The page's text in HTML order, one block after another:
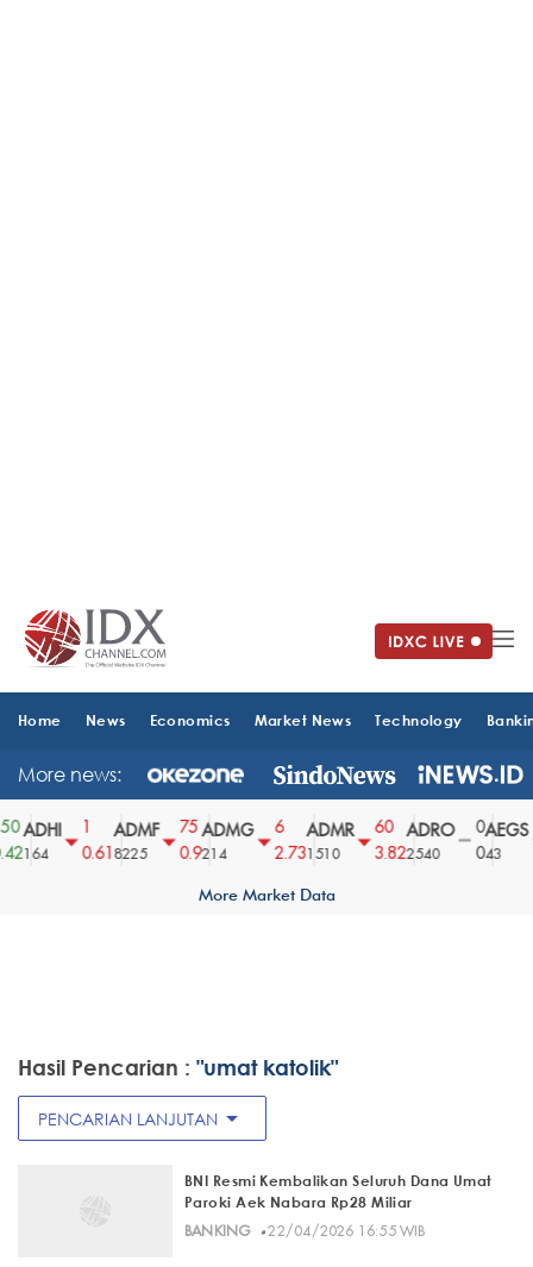
Home News Economics Market News Technology
More news:
ADHI
164
0.61
ADMF
8225
75
0.9
ADMG
214
6
2.73
ADMR
1510
60
3.82
ADRO
2540
0
0
AEGS
43
More Market Data
Hasil Pencarian : "umat katolik"
PENCARIAN LANJUTAN arrow_drop_down
BNI Resmi Kembalikan Seluruh Dana Umat
Paroki Aek Nabara Rp28 Miliar
BANKING· 22/04/2026 16:55 WIB